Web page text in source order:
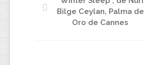
Bilge Ceylan, Palma de
Oro de Cannes